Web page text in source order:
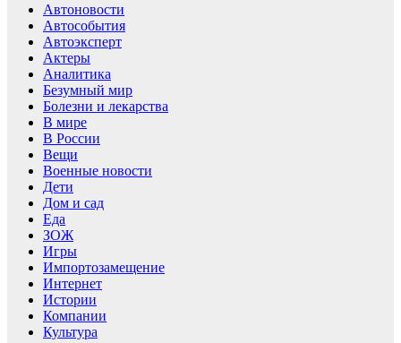
Автоновости
Автособытия
Автоэксперт
Актеры
Аналитика
Безумный мир
Болезни и лекарства
В мире
В России
Вещи
Военные новости
Дети
Дом и сад
Еда
ЗОЖ
Игры
Импортозамещение
Интернет
Истории
Компании
Культура